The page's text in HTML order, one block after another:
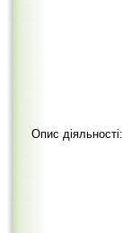
Опис діяльності: